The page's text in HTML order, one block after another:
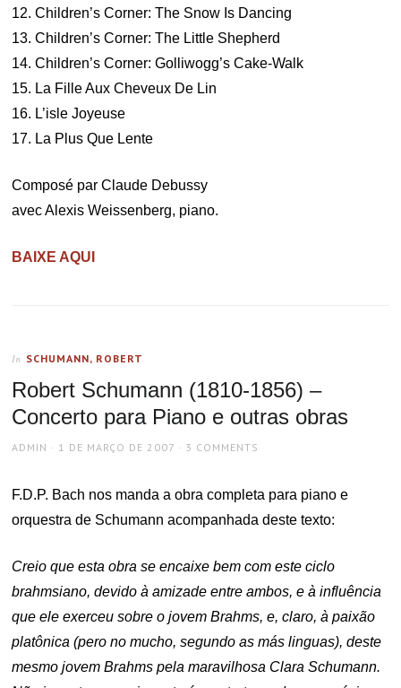
12. Children’s Corner: The Snow Is Dancing
13. Children’s Corner: The Little Shepherd
14. Children’s Corner: Golliwogg’s Cake-Walk
15. La Fille Aux Cheveux De Lin
16. L’isle Joyeuse
17. La Plus Que Lente
Composé par Claude Debussy
avec Alexis Weissenberg, piano.
BAIXE AQUI
In SCHUMANN, ROBERT
Robert Schumann (1810-1856) –
Concerto para Piano e outras obras
AUTHOR
ADMIN
POSTED
1 DE MARÇO DE 2007 3 COMMENTS
F.D.P. Bach nos manda a obra completa para piano e
orquestra de Schumann acompanhada deste texto:
Creio que esta obra se encaixe bem com este ciclo
brahmsiano, devido à amizade entre ambos, e à influência
que ele exerceu sobre o jovem Brahms, e, claro, à paixão
platônica (pero no mucho, segundo as más linguas), deste
mesmo jovem Brahms pela maravilhosa Clara Schumann.